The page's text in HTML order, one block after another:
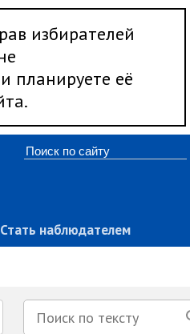
избирателей
планируете её
Стать наблюдателем